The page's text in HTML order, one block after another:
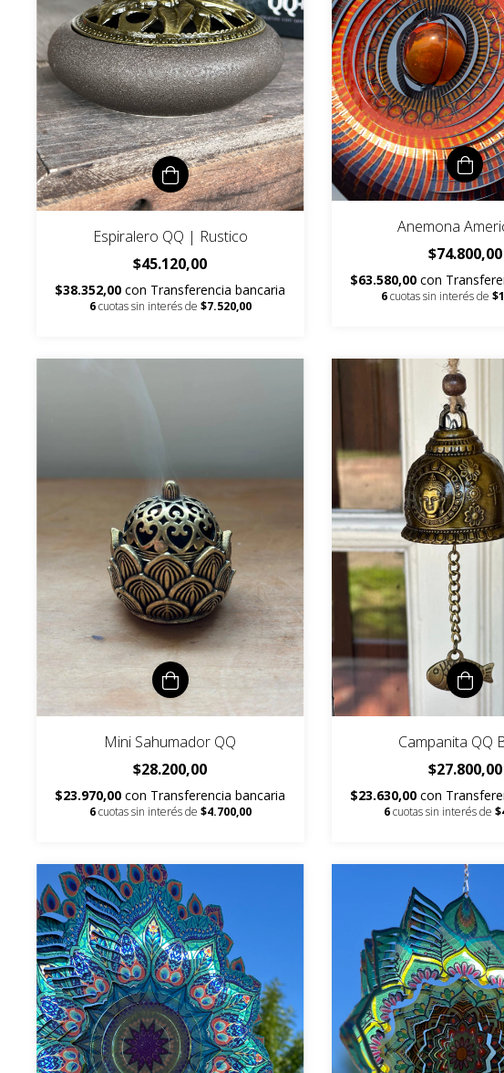
Espiralero QQ | Rustico
$45.120,00
$38.352,00con Transferencia bancaria
6cuotas sin interés de $7.520,00
Anemona
$74.800,00
$63.580,00 con
6cuotas sin interés de
Mini Sahumador QQ
$28.200,00
$23.970,00con Transferencia bancaria
6cuotas sin interés de $4.700,00
Campanita QQ
$27.800,00
$23.630,00 con
6cuotas sin interés de